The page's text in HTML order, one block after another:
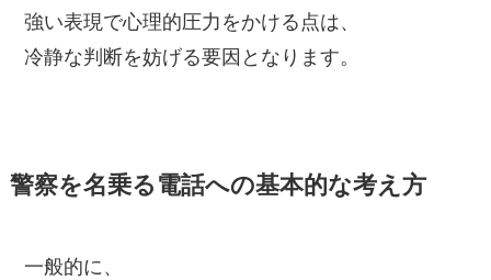
強い表現で心理的圧力をかける点は、
冷静な判断を妨げる要因となります。
警察を名乗る電話への基本的な考え方
一般的に、